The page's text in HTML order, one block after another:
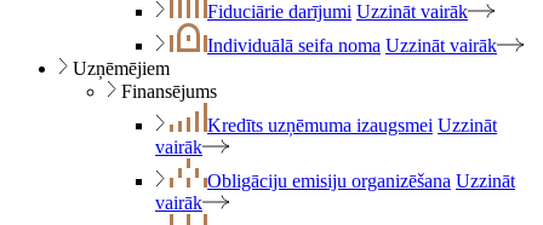
Fiduciārie darījumi Uzzināt vairāk
Individuālā seifa noma Uzzināt vairāk
Uzņēmējiem
Finansējums
Kredīts uzņēmuma izaugsmei Uzzināt
vairāk
Obligāciju emisiju organizēšana Uzzināt
vairāk